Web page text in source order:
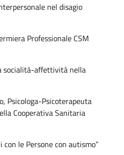
nel disagio
Professionale CSM
socialità-affettività nella
Psicologa-Psicoterapeuta
Cooperativa Sanitaria
le Persone con autismo”